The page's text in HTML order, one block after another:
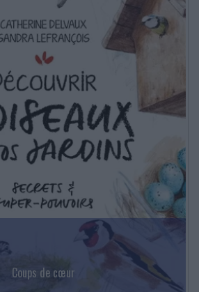
CHARGEMENT...
Coups de cœur